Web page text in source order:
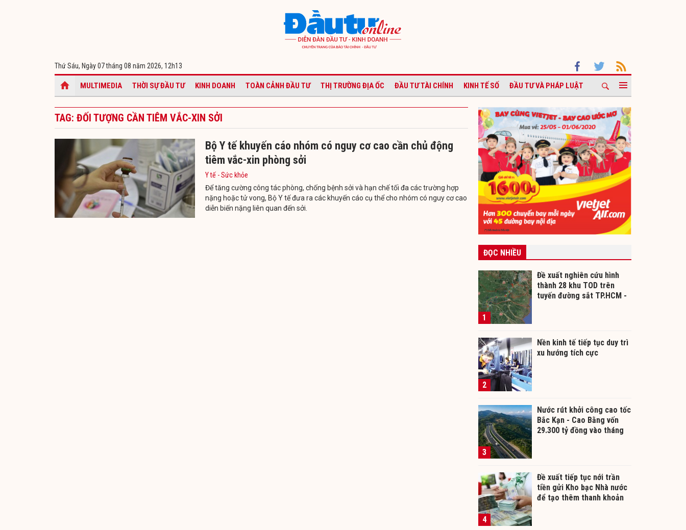
Thứ Sáu, Ngày 07 tháng 08 năm 2026, 12h13
MULTIMEDIA THỜI SỰ ĐẦU TƯ KINH DOANH TOÀN CẢNH ĐẦU TƯ THỊ TRƯỜNG ĐỊA ỐC ĐẦU TƯ TÀI CHÍNH KINH TẾ SỐ ĐẦU TƯ VÀ PHÁP LUẬT
TAG: ĐỐI TƯỢNG CẦN TIÊM VẮC-XIN SỞI
Bộ Y tế khuyến cáo nhóm có nguy cơ cao cần chủ động
tiêm vắc-xin phòng sởi
Y tế - Sức khỏe
Để tăng cường công tác phòng, chống bệnh sởi và hạn chế tối đa các trường hợp
nặng hoặc tử vong, Bộ Y tế đưa ra các khuyến cáo cụ thể cho nhóm có nguy cơ cao
diễn biến nặng liên quan đến sởi.
ĐỌC NHIỀU
1
Đề xuất nghiên cứu hình
thành 28 khu TOD trên
tuyến đường sắt TP.HCM -
2
Nền kinh tế tiếp tục duy trì
xu hướng tích cực
3
Nước rút khởi công cao tốc
Bắc Kạn - Cao Bằng vốn
29.300 tỷ đồng vào tháng
4
Đề xuất tiếp tục nới trần
tiền gửi Kho bạc Nhà nước
để tạo thêm thanh khoản